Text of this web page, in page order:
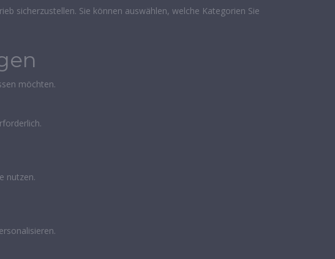
sicherzustellen. Sie können auswählen, welche Kategorien Sie
möchten.
nutzen.